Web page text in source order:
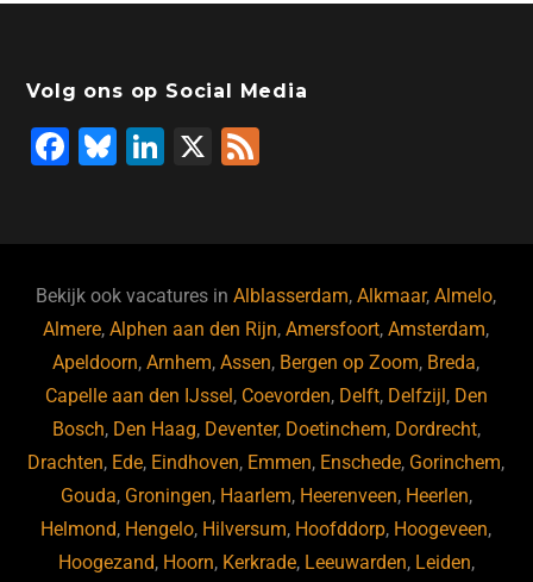
Volg ons op Social Media
F
b
o
o
k
Bl
ky
Li
dI
n
X
Bekijk ook vacatures inAlblasserdam,Alkmaar,Almelo,
Almere,Alphen aan den Rijn,Amersfoort,Amsterdam,
Apeldoorn,Arnhem,Assen, Bergen op Zoom, Breda,
Capelle aan den IJssel, Coevorden, Delft, Delfzijl, Den
Bosch, Den Haag, Deventer, Doetinchem, Dordrecht,
Drachten, Ede, Eindhoven, Emmen, Enschede, Gorinchem,
Gouda, Groningen, Haarlem, Heerenveen, Heerlen,
Helmond, Hengelo, Hilversum, Hoofddorp, Hoogeveen,
Hoogezand, Hoorn, Kerkrade, Leeuwarden, Leiden,